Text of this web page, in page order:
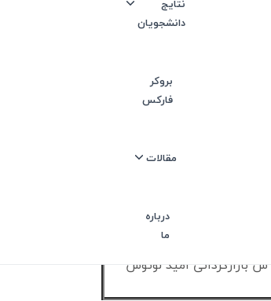
نتایج
دانشجویان
بروکر
فارکس
مقالات
درباره
ما
درصد / شرکت ایران خودرو 24 درصد / ص س بازارگردانی امید لوتوس